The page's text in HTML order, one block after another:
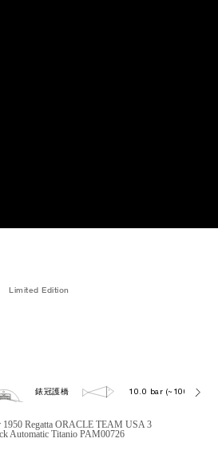
Limited Edition
錶冠護橋 10.0 bar (~100.0